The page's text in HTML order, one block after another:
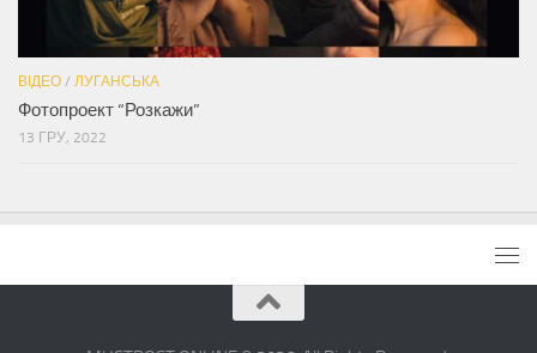
ВІДЕО / ЛУГАНСЬКА
Фотопроект “Розкажи”
13 ГРУ, 2022